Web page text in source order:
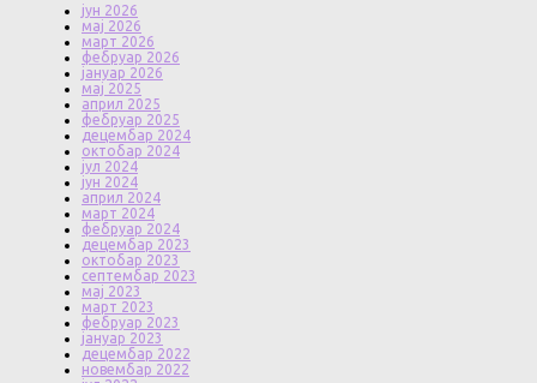
јун 2026
мај 2026
март 2026
фебруар 2026
јануар 2026
мај 2025
април 2025
фебруар 2025
децембар 2024
октобар 2024
јул 2024
јун 2024
април 2024
март 2024
фебруар 2024
децембар 2023
октобар 2023
септембар 2023
мај 2023
март 2023
фебруар 2023
јануар 2023
децембар 2022
новембар 2022